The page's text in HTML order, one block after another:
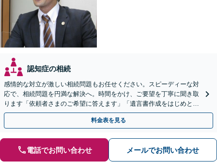
認知症の相続
感情的な対立が激しい相続問題もお任せください。スピーディーな対
応で、相続問題を円満な解決へ。時間をかけ、ご要望を丁寧に聞き取
ります「依頼者さまのご希望に答えます」「遺言書作成をはじめとし
た「終活」もサポート」【バリアフリー】【完全個室対応】
料金表を見る
電話でお問い合わせ メールでお問い合わせ